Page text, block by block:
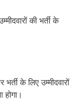
की भर्ती के
के लिए उम्मीदवारों